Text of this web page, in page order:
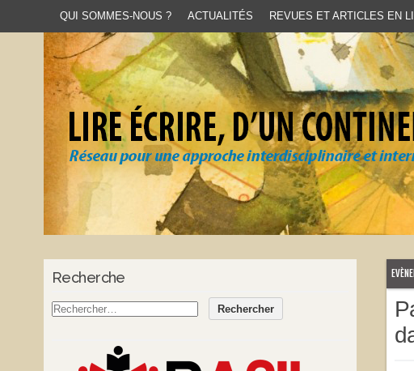
QUI SOMMES-NOUS ? ACTUALITÉS REVUES ET ARTICLES EN
Recherche